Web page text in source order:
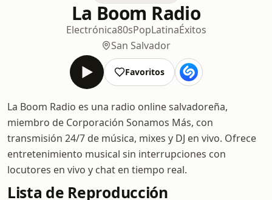
La Boom Radio
Electrónica80sPopLatinaÉxitos
San Salvador
Favoritos
La Boom Radio es una radio online salvadoreña,
miembro de Corporación Sonamos Más, con
transmisión 24/7 de música, mixes y DJ en vivo. Ofrece
entretenimiento musical sin interrupciones con
locutores en vivo y chat en tiempo real.
Lista de Reproducción